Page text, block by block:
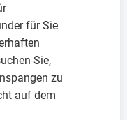
für Sie
Sie,
zu
auf dem